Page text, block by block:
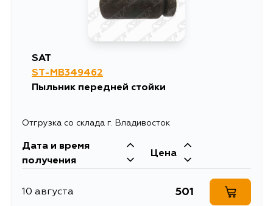
SAT
ST-MB349462
Пыльник передней стойки
Отгрузка со склада г. Владивосток
Дата и время
получения
Цена
10 августа 501